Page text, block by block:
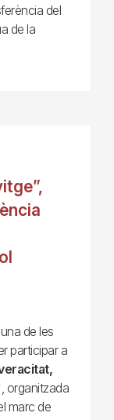
del
de la
de les
participar a
, organitzada
marc de